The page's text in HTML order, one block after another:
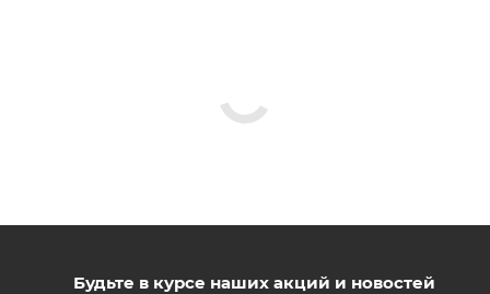
Будьте в курсе наших акций и новостей